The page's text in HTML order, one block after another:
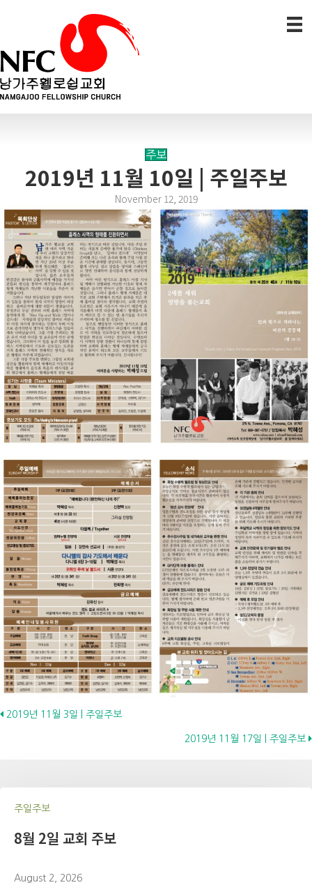
주보
2019년 11월 10일 | 주일주보
November 12, 2019
Posts
2019년 11월 3일 | 주일주보
2019년 11월 17일 | 주일주보
주일주보
8월 2일 교회 주보
August 2, 2026